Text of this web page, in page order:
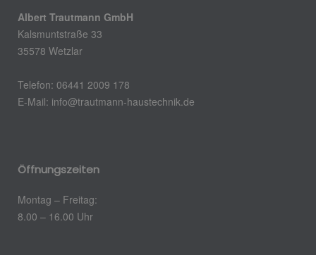
Albert Trautmann GmbH
Kalsmuntstraße 33
35578 Wetzlar
Telefon: 06441 2009 178
E-Mail: info@trautmann-haustechnik.de
Öffnungszeiten
Montag – Freitag:
8.00 – 16.00 Uhr